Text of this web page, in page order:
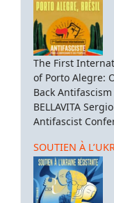
The First
of Porto Alegre:
Back
BELLAVITA
Antifascist
SOUTIEN À